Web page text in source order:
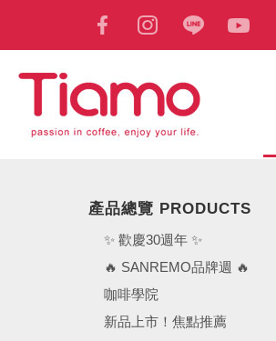
產品總覽 PRODUCTS
✨ 歡慶30週年 ✨
🔥 SANREMO品牌週 🔥
咖啡學院
新品上市！焦點推薦